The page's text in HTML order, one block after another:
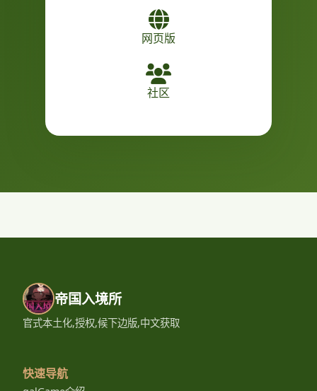
网页版
社区
帝国入境所
官式本土化,授权,候下边版,中文获取
快速导航